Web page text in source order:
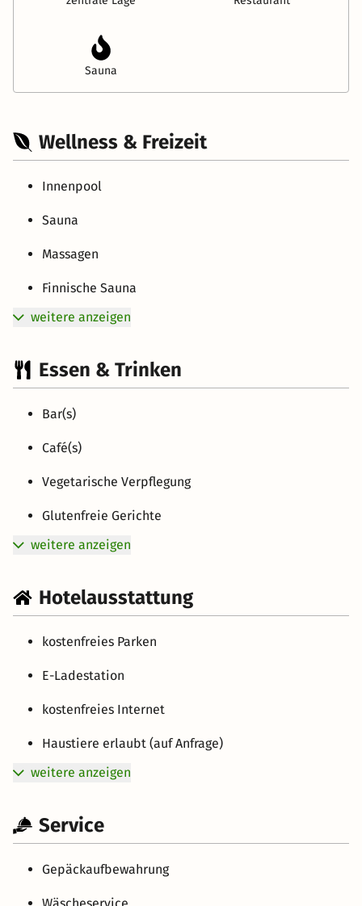
Sauna
Wellness & Freizeit
Innenpool
Sauna
Massagen
Finnische Sauna
weitere anzeigen
Essen & Trinken
Bar(s)
Café(s)
Vegetarische Verpflegung
Glutenfreie Gerichte
weitere anzeigen
Hotelausstattung
kostenfreies Parken
E-Ladestation
kostenfreies Internet
Haustiere erlaubt (auf Anfrage)
weitere anzeigen
Service
Gepäckaufbewahrung
Wäscheservice